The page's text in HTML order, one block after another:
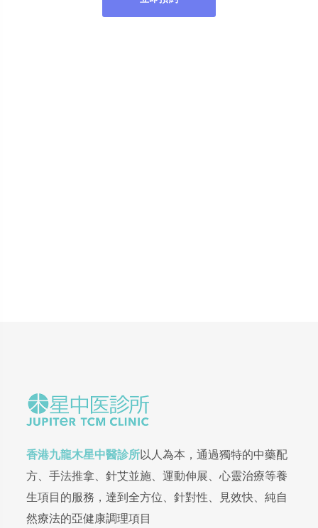
香港九龍木星中醫診所以人為本，通過獨特的中藥配
方、手法推拿、針艾並施、運動伸展、心靈治療等養
生項目的服務，達到全方位、針對性、見效快、純自
然療法的亞健康調理項目